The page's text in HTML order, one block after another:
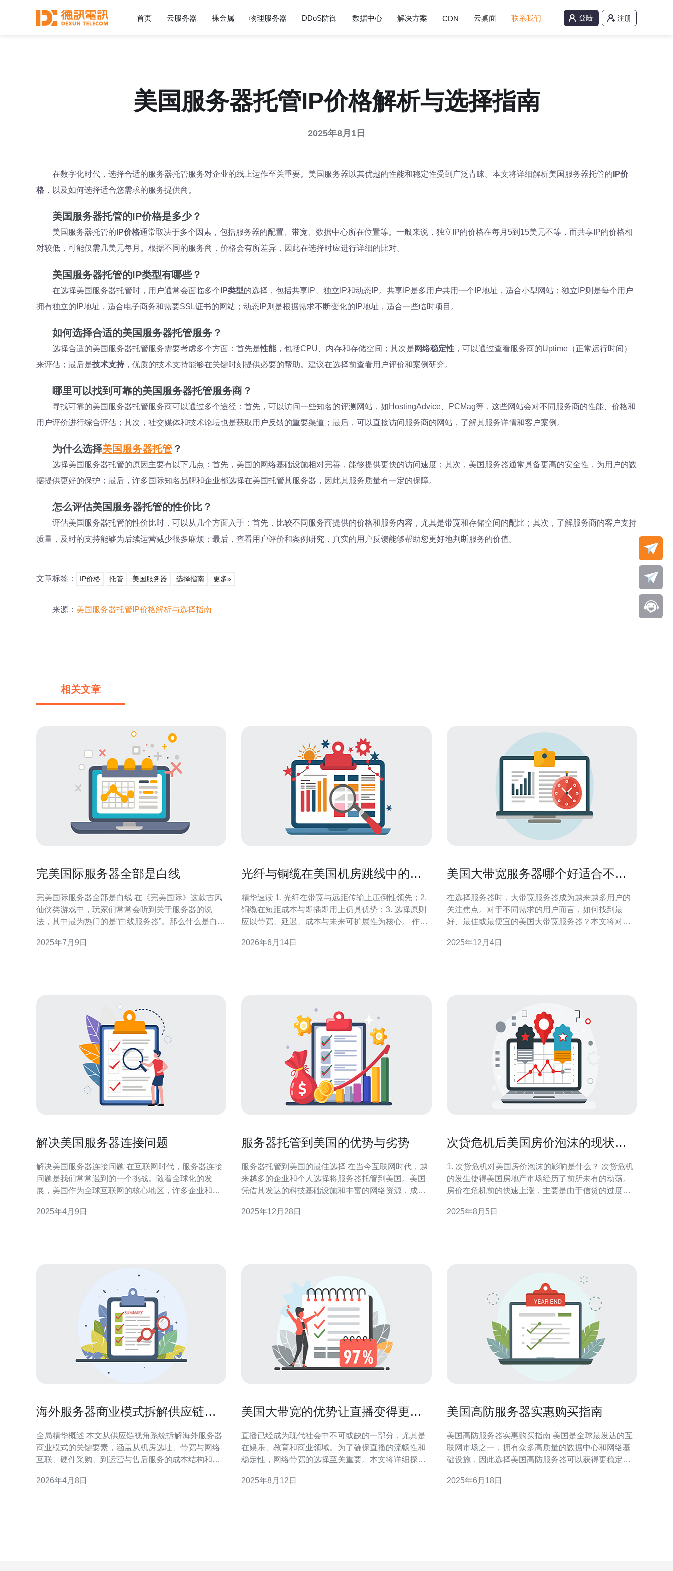
首页 云服务器 裸金属 物理服务器 DDoS防御 数据中心 解决方案 CDN 云桌面 联系我们 登陆 注册
美国服务器托管IP价格解析与选择指南
2025年8月1日
在数字化时代，选择合适的服务器托管服务对企业的线上运作至关重要。美国服务器以其优越的性能和稳定性受到广泛青睐。本文将详细解析美国服务器托管的 IP价
格 ，以及如何选择适合您需求的服务提供商。
美国服务器托管的IP价格是多少？
美国服务器托管的 IP价格通常取决于多个因素，包括服务器的配置、带宽、数据中心所在位置等。一般来说，独立IP的价格在每月5到15美元不等，而共享IP的价格相
对较低，可能仅需几美元每月。根据不同的服务商，价格会有所差异，因此在选择时应进行详细的比对。
美国服务器托管的IP类型有哪些？
在选择美国服务器托管时，用户通常会面临多个 IP类型的选择，包括共享IP、独立IP和动态IP。共享IP是多用户共用一个IP地址，适合小型网站；独立IP则是每个用户
拥有独立的IP地址，适合电子商务和需要SSL证书的网站；动态IP则是根据需求不断变化的IP地址，适合一些临时项目。
如何选择合适的美国服务器托管服务？
选择合适的美国服务器托管服务需要考虑多个方面：首先是性能，包括CPU、内存和存储空间；其次是 网络稳定性 ，可以通过查看服务商的Uptime（正常运行时间）
来评估；最后是技术支持 ，优质的技术支持能够在关键时刻提供必要的帮助。建议在选择前查看用户评价和案例研究。
哪里可以找到可靠的美国服务器托管服务商？
寻找可靠的美国服务器托管服务商可以通过多个途径：首先，可以访问一些知名的评测网站，如HostingAdvice、PCMag等，这些网站会对不同服务商的性能、价格和
用户评价进行综合评估；其次，社交媒体和技术论坛也是获取用户反馈的重要渠道；最后，可以直接访问服务商的网站，了解其服务详情和客户案例。
为什么选择美国服务器托管 ？
选择美国服务器托管的原因主要有以下几点：首先，美国的网络基础设施相对完善，能够提供更快的访问速度；其次，美国服务器通常具备更高的安全性，为用户的数
据提供更好的保护；最后，许多国际知名品牌和企业都选择在美国托管其服务器，因此其服务质量有一定的保障。
怎么评估美国服务器托管的性价比？
评估美国服务器托管的性价比时，可以从几个方面入手：首先，比较不同服务商提供的价格和服务内容，尤其是带宽和存储空间的配比；其次，了解服务商的客户支持
质量，及时的支持能够为后续运营减少很多麻烦；最后，查看用户评价和案例研究，真实的用户反馈能够帮助您更好地判断服务的价值。
文章标签： IP价格 托管 美国服务器 选择指南 更多»
来源： 美国服务器托管IP价格解析与选择指南
相关文章
完美国际服务器全部是白线
完美国际服务器全部是白线 在《完美国际》这款古风
仙侠类游戏中，玩家们常常会听到关于服务器的说
法，其中最为热门的是“白线服务器”。那么什么是白线
呢？让我们一起来探讨。 白线服务器是指在游戏中角
2025年7月9日
光纤与铜缆在美国机房跳线中的选
精华速读 1. 光纤在带宽与远距传输上压倒性领先；2.
铜缆在短距成本与即插即用上仍具优势；3. 选择原则
应以带宽、延迟、成本与未来可扩展性为核心。 作为
师，我将用实战视角拆解光纤与铜缆在机房跳线中的
2026年6月14日
美国大带宽服务器哪个好适合不同
在选择服务器时，大带宽服务器成为越来越多用户的
关注焦点。对于不同需求的用户而言，如何找到最
好、最佳或最便宜的美国大带宽服务器？本文将对不
己的服务器解决方案。 美国大带宽服务器的优势 首
2025年12月4日
解决美国服务器连接问题
解决美国服务器连接问题 在互联网时代，服务器连接
问题是我们常常遇到的一个挑战。随着全球化的发
展，美国作为全球互联网的核心地区，许多企业和用
务。然而，由于网络结构、跨国网络传输等原因，美
2025年4月9日
服务器托管到美国的优势与劣势
服务器托管到美国的最佳选择 在当今互联网时代，越
来越多的企业和个人选择将服务器托管到美国。美国
凭借其发达的科技基础设施和丰富的网络资源，成为
于寻求最佳性能、可靠性，还是成本效益，托管到美
2025年12月28日
次贷危机后美国房价泡沫的现状与
1. 次贷危机对美国房价泡沫的影响是什么？ 次贷危机
的发生使得美国房地产市场经历了前所未有的动荡。
房价在危机前的快速上涨，主要是由于信贷的过度扩
业率的上升，大量房主无法偿还贷款，导致房屋被迫
2025年8月5日
海外服务器商业模式拆解供应链到
全局精华概述 本文从供应链视角系统拆解海外服务器
商业模式的关键要素，涵盖从机房选址、带宽与网络
互联、硬件采购、到运营与售后服务的成本结构和流
服务器整机租赁、VPS分配、主机托管与托管加值服
2026年4月8日
美国大带宽的优势让直播变得更加
直播已经成为现代社会中不可或缺的一部分，尤其是
在娱乐、教育和商业领域。为了确保直播的流畅性和
稳定性，网络带宽的选择至关重要。本文将详细探讨
在使用直播服务时获得最佳体验。 1. 美国大带宽的定
2025年8月12日
美国高防服务器实惠购买指南
美国高防服务器实惠购买指南 美国是全球最发达的互
联网市场之一，拥有众多高质量的数据中心和网络基
础设施，因此选择美国高防服务器可以获得更稳定、
运行。 在选择高防服务器时，您需要考虑您的需求，
2025年6月18日